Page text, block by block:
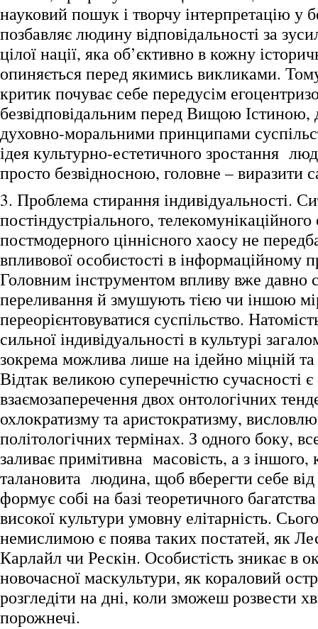
науковий пошук і творчу інтерпретацію у
позбавляє людину відповідальності за
цілої нації, яка об’єктивно в кожну
опиняється перед якимись викликами.
критик почуває себе передусім
безвідповідальним перед Вищою Істиною,
духовно-моральними принципами
ідея культурно-естетичного зростання
просто безвідносною, головне – виразити
3. Проблема стирання індивідуальності.
постіндустріального, телекомунікаційного
постмодерного ціннісного хаосу не
впливової особистості в інформаційному
Головним інструментом впливу вже давно
переливання й змушують тією чи іншою
переорієнтовуватися суспільство.
сильної індивідуальності в культурі
зокрема можлива лише на ідейно міцній та
Відтак великою суперечністю сучасності є
взаємозаперечення двох онтологічних
охлократизму та аристократизму,
політологічних термінах. З одного боку,
заливає примітивна масовість, а з іншого,
талановита людина, щоб вберегти себе від
формує собі на базі теоретичного
високої культури умовну елітарність.
немислимою є поява таких постатей, як
Карлайл чи Рескін. Особистість зникає в
новочасної маскультури, як кораловий
розгледіти на дні, коли зможеш розвести
порожнечі.